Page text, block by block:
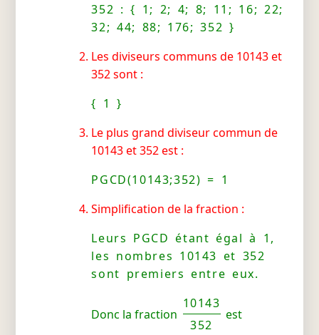
352 : { 1; 2; 4; 8; 11; 16; 22;
32; 44; 88; 176; 352 }
Les diviseurs communs de 10143 et
352 sont :
{ 1 }
Le plus grand diviseur commun de
10143 et 352 est :
PGCD(10143;352) = 1
Simplification de la fraction :
Leurs PGCD étant égal à 1,
les nombres 10143 et 352
sont premiers entre eux.
Donc la fraction
10143
352
est